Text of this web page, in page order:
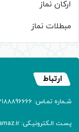
ارکان نماز
مبطلات نماز
ارتباط
شـماره تمـاس: 02188896666 نمابر: 02188905150
پسـت الـکترونیـکی: info[at]namaz.ir